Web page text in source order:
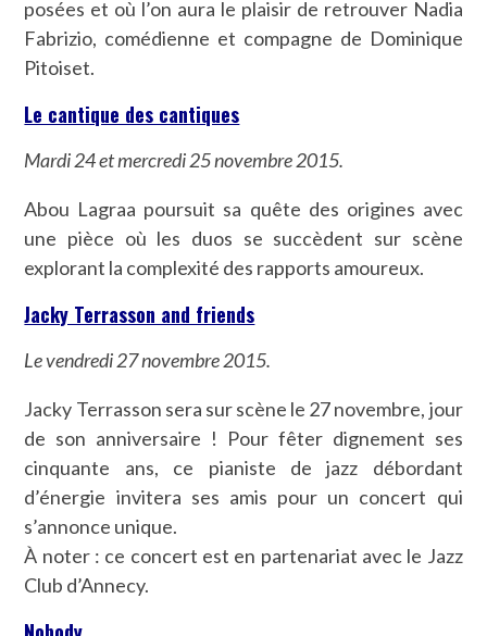
posées et où l’on aura le plaisir de retrouver Nadia
Fabrizio, comédienne et compagne de Dominique
Pitoiset.
Le cantique des cantiques
Mardi 24 et mercredi 25 novembre 2015.
Abou Lagraa poursuit sa quête des origines avec
une pièce où les duos se succèdent sur scène
explorant la complexité des rapports amoureux.
Jacky Terrasson and friends
Le vendredi 27 novembre 2015.
Jacky Terrasson sera sur scène le 27 novembre, jour
de son anniversaire ! Pour fêter dignement ses
cinquante ans, ce pianiste de jazz débordant
d’énergie invitera ses amis pour un concert qui
s’annonce unique.
À noter : ce concert est en partenariat avec le Jazz
Club d’Annecy.